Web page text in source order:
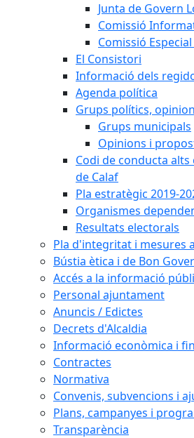
Junta de Govern
Comissió
Comissió
El Consistori
Informació dels
Agenda política
Grups polítics,
Grups municipals
Opinions i
Codi de conducta
de Calaf
Pla estratègic 2019-
Organismes
Resultats electorals
Pla d'integritat i mesures
Bústia ètica i de Bon
Accés a la informació
Personal ajuntament
Anuncis / Edictes
Decrets d'Alcaldia
Informació econòmica i
Contractes
Normativa
Convenis, subvencions i
Plans, campanyes i
Transparència